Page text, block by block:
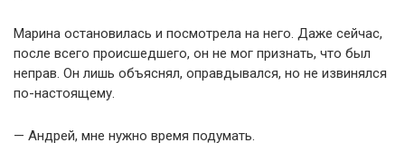
Марина остановилась и посмотрела на него. Даже сейчас,
после всего происшедшего, он не мог признать, что был
неправ. Он лишь объяснял, оправдывался, но не извинялся
по-настоящему.
— Андрей, мне нужно время подумать.